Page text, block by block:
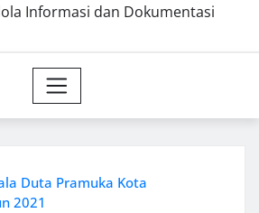
Informasi dan Dokumentasi
Duta Pramuka Kota
2021